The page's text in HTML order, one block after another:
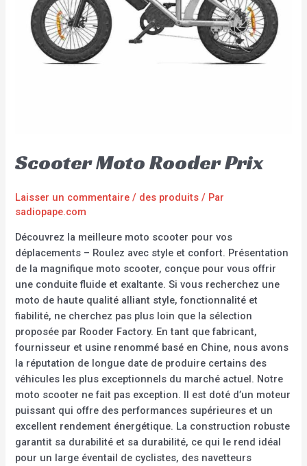
Scooter Moto Rooder Prix
Laisser un commentaire / des produits / Par
sadiopape.com
Découvrez la meilleure moto scooter pour vos
déplacements – Roulez avec style et confort. Présentation
de la magnifique moto scooter, conçue pour vous offrir
une conduite fluide et exaltante. Si vous recherchez une
moto de haute qualité alliant style, fonctionnalité et
fiabilité, ne cherchez pas plus loin que la sélection
proposée par Rooder Factory. En tant que fabricant,
fournisseur et usine renommé basé en Chine, nous avons
la réputation de longue date de produire certains des
véhicules les plus exceptionnels du marché actuel. Notre
moto scooter ne fait pas exception. Il est doté d’un moteur
puissant qui offre des performances supérieures et un
excellent rendement énergétique. La construction robuste
garantit sa durabilité et sa durabilité, ce qui le rend idéal
pour un large éventail de cyclistes, des navetteurs